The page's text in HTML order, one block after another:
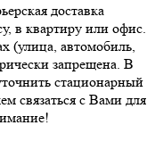
доставка
в квартиру или офис.
(улица, автомобиль,
запрещена. В
стационарный
связаться с Вами для